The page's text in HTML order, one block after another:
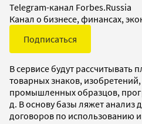
Telegram-канал Forbes.Russia
Канал о бизнесе, финансах,
Подписаться
В сервисе будут рассчитывать
товарных знаков,
промышленных образцов,
д. В основу базы ляжет анализ
договоров по использованию